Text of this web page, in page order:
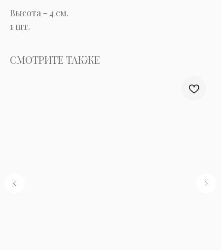
Высота - 4 см.
1 шт.
СМОТРИТЕ ТАКЖЕ